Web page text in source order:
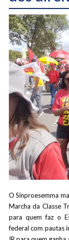
O Sinproesemma
Marcha da Classe
para quem faz o
federal com pautas